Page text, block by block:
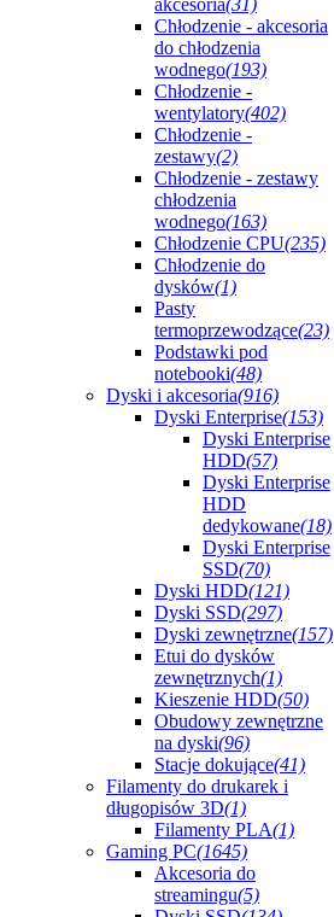
akcesoria(31)
Chłodzenie - akcesoria
do chłodzenia
wodnego(193)
Chłodzenie -
wentylatory(402)
Chłodzenie -
zestawy(2)
Chłodzenie - zestawy
chłodzenia
wodnego(163)
Chłodzenie CPU(235)
Chłodzenie do
dysków(1)
Pasty
termoprzewodzące(23)
Podstawki pod
notebooki(48)
Dyski i akcesoria(916)
Dyski Enterprise(153)
Dyski Enterprise
HDD(57)
Dyski Enterprise
HDD
dedykowane(18)
Dyski Enterprise
SSD(70)
Dyski HDD(121)
Dyski SSD(297)
Dyski zewnętrzne(157)
Etui do dysków
zewnętrznych(1)
Kieszenie HDD(50)
Obudowy zewnętrzne
na dyski(96)
Stacje dokujące(41)
Filamenty do drukarek i
długopisów 3D(1)
Filamenty PLA(1)
Gaming PC(1645)
Akcesoria do
streamingu(5)